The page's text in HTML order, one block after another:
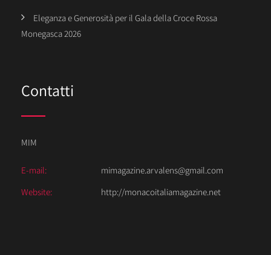
Eleganza e Generosità per il Gala della Croce Rossa
Monegasca 2026
Contatti
MIM
E-mail:
mimagazine.arvalens@gmail.com
Website:
http://monacoitaliamagazine.net